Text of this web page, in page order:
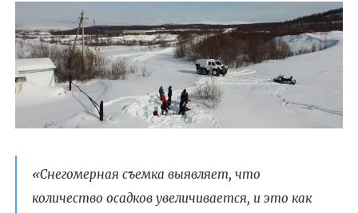
«Снегомерная съемка выявляет, что
количество осадков увеличивается, и это как